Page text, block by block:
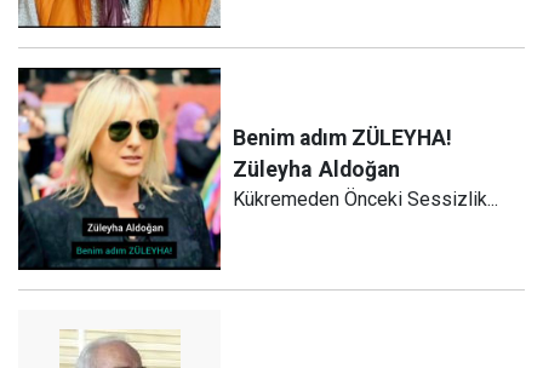
Benim adım ZÜLEYHA!
Züleyha Aldoğan
Kükremeden Önceki Sessizlik...